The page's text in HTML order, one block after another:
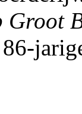
Groot
86-